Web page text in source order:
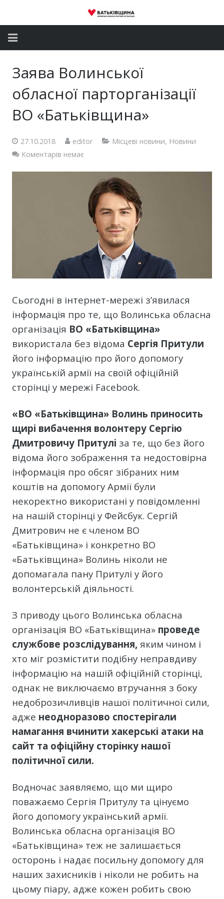
Партія
Громадські приймальні
Заява Волинської
обласної парторганізації
ВО «Батьківщина»
27.10.2018 editor Місцеві новини, Новини
Коментарів немає
Сьогодні в інтернет-мережі з’явилася
інформація про те, що Волинська обласна
організація ВО «Батьківщина»
використала без відома Сергія Притули
його інформацію про його допомогу
українській армії на своїй офіційній
сторінці у мережі Facebook.
«ВО «Батьківщина» Волинь приносить
щирі вибачення волонтеру Сергію
Дмитровичу Притулі за те, що без його
відома його зображення та недостовірна
інформація про обсяг зібраних ним
коштів на допомогу Армії були
некоректно використані у повідомленні
на нашій сторінці у Фейсбук. Сергій
Дмитрович не є членом ВО
«Батьківщина» і конкретно ВО
«Батьківщина» Волинь ніколи не
допомагала пану Притулі у його
волонтерській діяльності.
З приводу цього Волинська обласна
організація ВО «Батьківщина» проведе
службове розслідування, яким чином і
хто міг розмістити подібну неправдиву
інформацію на нашій офіційній сторінці,
однак не виключаємо втручання з боку
недоброзичливців нашої політичної сили,
адже неодноразово спостерігали
намагання вчинити хакерські атаки на
сайт та офіційну сторінку нашої
політичної сили.
Водночас заявляємо, що ми щиро
поважаємо Сергія Притулу та цінуємо
його допомогу український армії.
Волинська обласна організація ВО
«Батьківщина» теж не залишається
осторонь і надає посильну допомогу для
наших захисників і ніколи не робить на
цьому піару, адже кожен робить свою